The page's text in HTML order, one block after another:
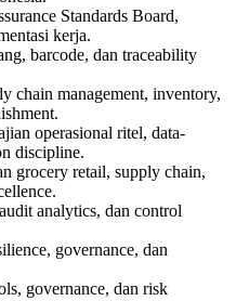
Standards Board,
kerja.
barcode, dan traceability
chain management, inventory,
operasional ritel, data-
discipline.
grocery retail, supply chain,
analytics, dan control
governance, dan
governance, dan risk